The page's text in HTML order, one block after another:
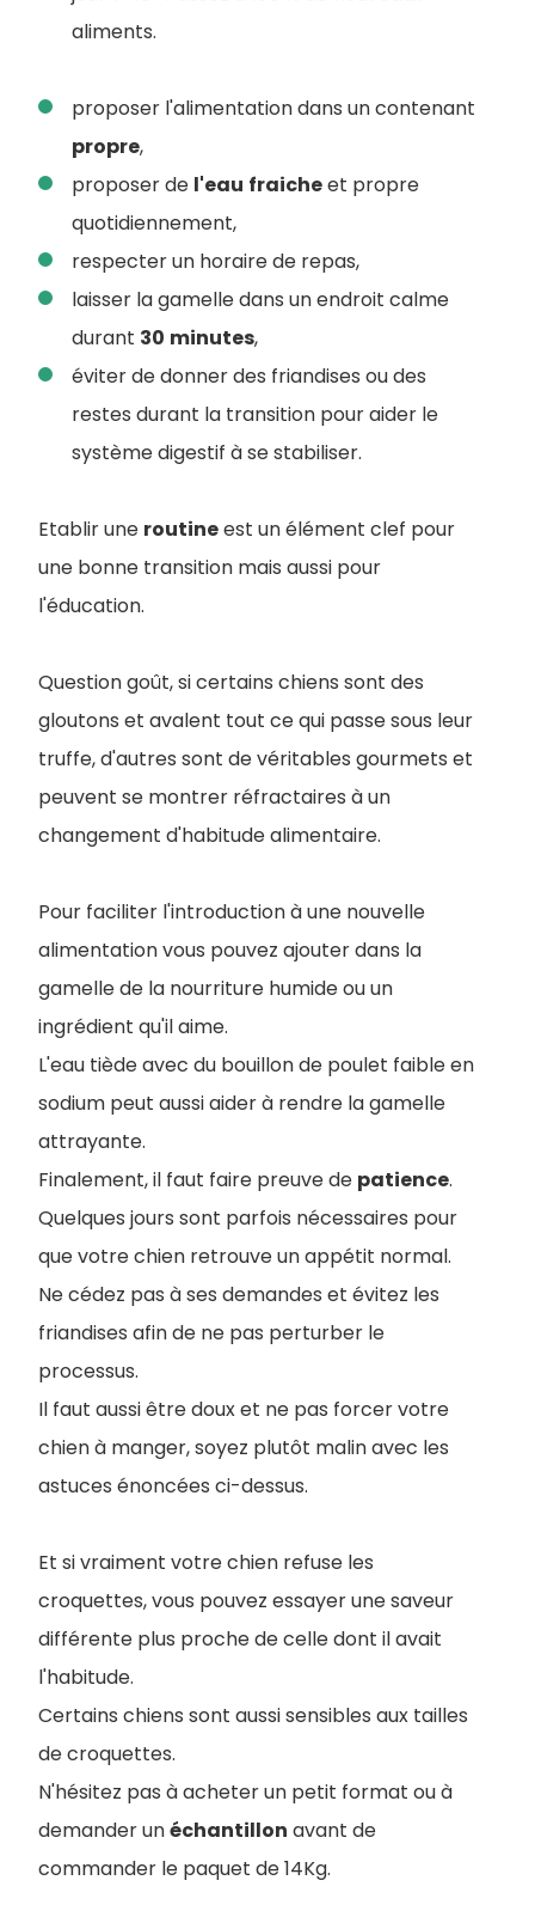
aliments.
proposer l'alimentation dans un contenant
propre,
proposer de l'eau fraicheet propre
quotidiennement,
respecter un horaire de repas,
laisser la gamelle dans un endroit calme
durant 30 minutes,
éviter de donner des friandises ou des
restes durant la transition pour aider le
système digestif à se stabiliser.
Etablir une routineest un élément clef pour
une bonne transition mais aussi pour
l'éducation.
Question goût, si certains chiens sont des
gloutons et avalent tout ce qui passe sous leur
truffe, d'autres sont de véritables gourmets et
peuvent se montrer réfractaires à un
changement d'habitude alimentaire.
Pour faciliter l'introduction à une nouvelle
alimentation vous pouvez ajouter dans la
gamelle de la nourriture humide ou un
ingrédient qu'il aime.
L'eau tiède avec du bouillon de poulet faible en
sodium peut aussi aider à rendre la gamelle
attrayante.
Finalement, il faut faire preuve de patience.
Quelques jours sont parfois nécessaires pour
que votre chien retrouve un appétit normal.
Ne cédez pas à ses demandes et évitez les
friandises afin de ne pas perturber le
processus.
Il faut aussi être doux et ne pas forcer votre
chien à manger, soyez plutôt malin avec les
astuces énoncées ci-dessus.
Et si vraiment votre chien refuse les
croquettes, vous pouvez essayer une saveur
différente plus proche de celle dont il avait
l'habitude.
Certains chiens sont aussi sensibles aux tailles
de croquettes.
N'hésitez pas à acheter un petit format ou à
demander unéchantillon avant de
commander le paquet de 14Kg.